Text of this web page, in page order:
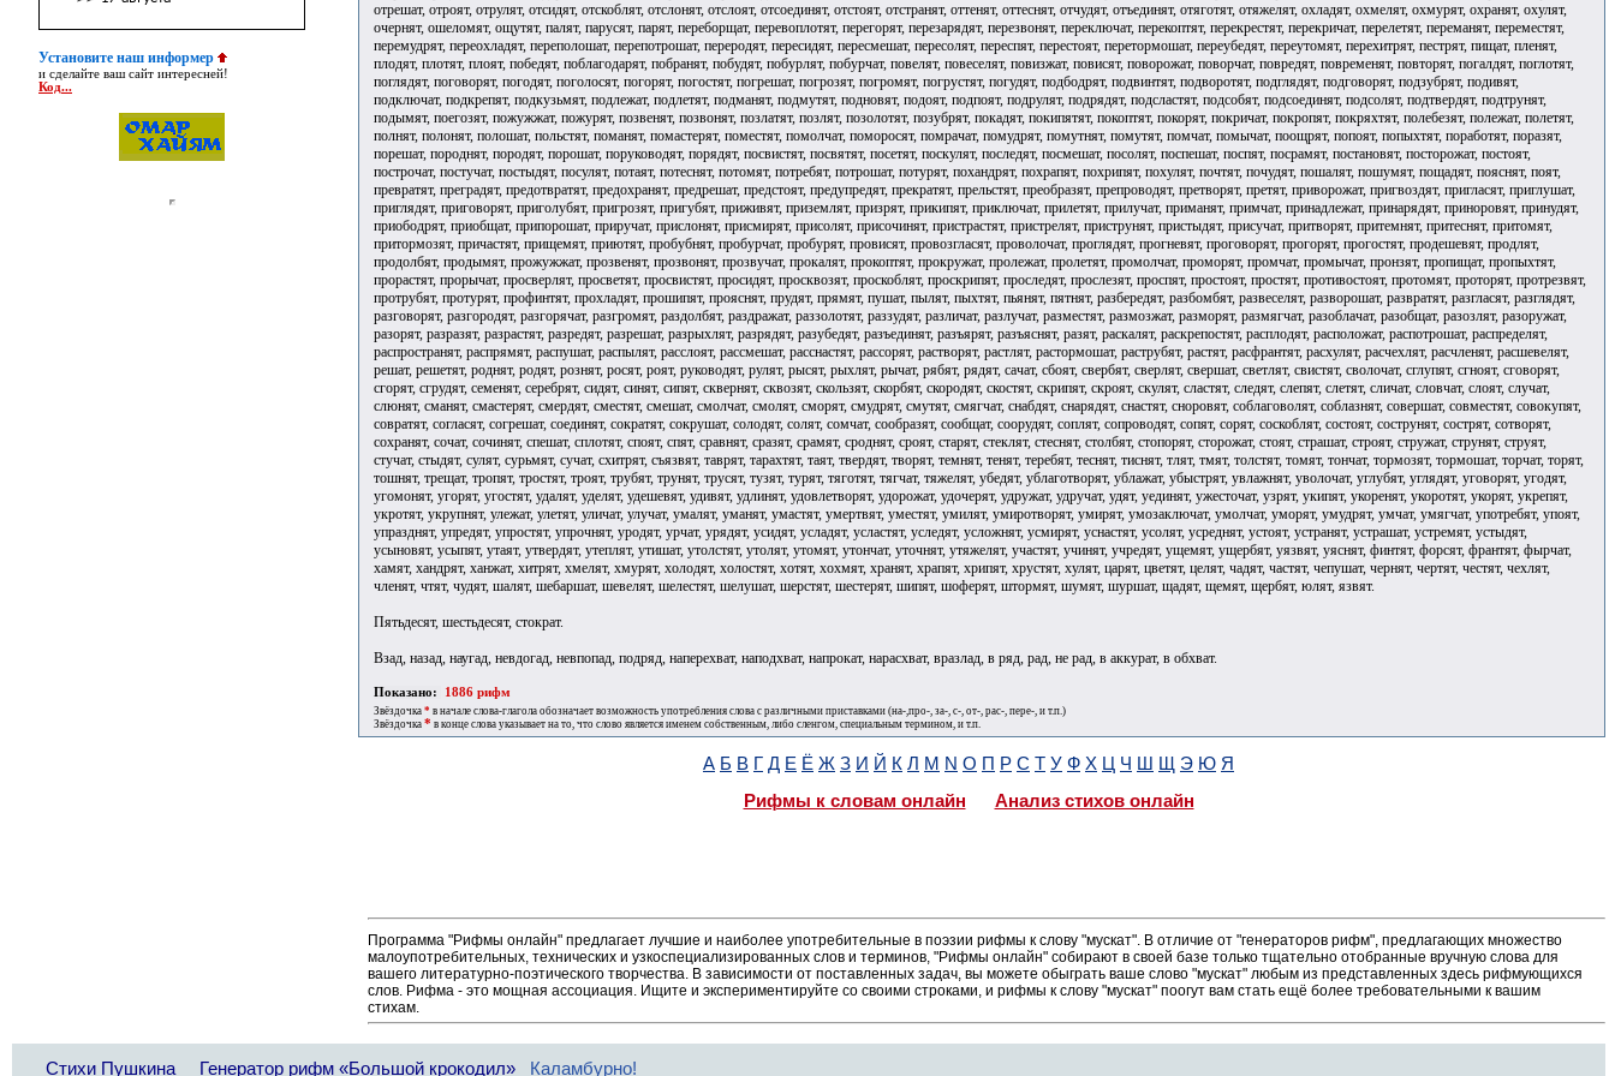
Установите наш информер
и сделайте ваш сайт интересней!
Код...
Пятьдесят, шестьдесят, стократ.
Взад, назад, наугад, невдогад, невпопад, подряд, наперехват, наподхват, напрокат, нарасхват, вразлад, в ряд, рад, не рад, в аккурат, в обхват.
Показано: 1886 рифм
Звёздочка * в начале слова-глагола обозначает возможность употребления слова с различными приставками (на-,про-, за-, с-, от-, рас-, пере-, и т.п.)
Звёздочка * в конце слова указывает на то, что слово является именем собственным, либо сленгом, специальным термином, и т.п.
А Б В Г Д Е Ё Ж З И Й К Л М N О П Р С Т У Ф Х Ц Ч Ш Щ Э Ю Я
Рифмы к словам онлайн
Анализ стихов онлайн
Программа "Рифмы онлайн" предлагает лучшие и наиболее употребительные в поэзии рифмы к слову "мускат". В отличие от "генераторов рифм", предлагающих множество
малоупотребительных, технических и узкоспециализированных слов и терминов, "Рифмы онлайн" собирают в своей базе только тщательно отобранные вручную слова для
вашего литературно-поэтического творчества. В зависимости от поставленных задач, вы можете обыграть ваше слово "мускат" любым из представленных здесь рифмующихся
слов. Рифма - это мощная ассоциация. Ищите и экспериментируйте со своими строками, и рифмы к слову "мускат" поогут вам стать ещё более требовательными к вашим
стихам.
Стихи Пушкина Генератор рифм «Большой крокодил» Каламбурно!